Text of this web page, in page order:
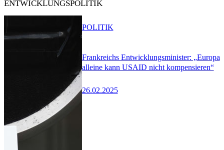
ENTWICKLUNGSPOLITIK
Frankreichs Entwicklungsminister: „Europa
alleine kann USAID nicht kompensieren“
26.02.2025
POLITIK